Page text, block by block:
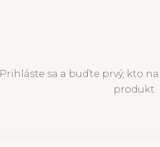
Prihláste sa a buďte prvý, kto
produkt.